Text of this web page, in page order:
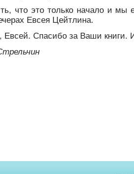
что это только начало и
Евсея Цейтлина.
Спасибо за Ваши книги.